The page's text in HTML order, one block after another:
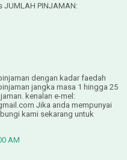
JUMLAH PINJAMAN:
dengan kadar faedah
jangka masa 1 hingga 25
kenalan e-mel:
Jika anda mempunyai
kami sekarang untuk
AM